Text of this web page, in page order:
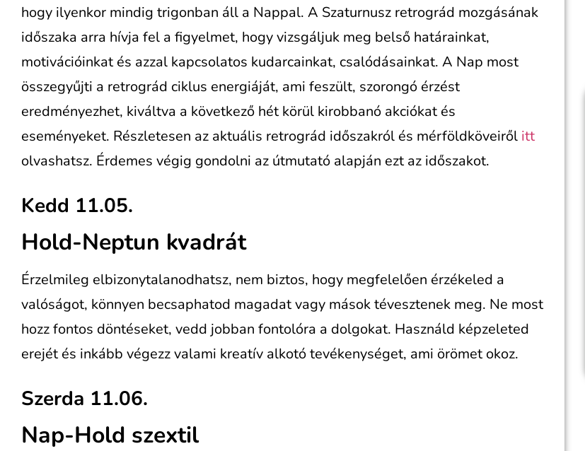
hogy ilyenkor mindig trigonban áll a Nappal. A Szaturnusz retrográd mozgásának
időszaka arra hívja fel a figyelmet, hogy vizsgáljuk meg belső határainkat,
motivációinkat és azzal kapcsolatos kudarcainkat, csalódásainkat. A Nap most
összegyűjti a retrográd ciklus energiáját, ami feszült, szorongó érzést
eredményezhet, kiváltva a következő hét körül kirobbanó akciókat és
eseményeket. Részletesen az aktuális retrográd időszakról és mérföldköveiről itt
olvashatsz. Érdemes végig gondolni az útmutató alapján ezt az időszakot.
Kedd 11.05.
Hold-Neptun kvadrát
Érzelmileg elbizonytalanodhatsz, nem biztos, hogy megfelelően érzékeled a
valóságot, könnyen becsaphatod magadat vagy mások tévesztenek meg. Ne most
hozz fontos döntéseket, vedd jobban fontolóra a dolgokat. Használd képzeleted
erejét és inkább végezz valami kreatív alkotó tevékenységet, ami örömet okoz.
Szerda 11.06.
Nap-Hold szextil